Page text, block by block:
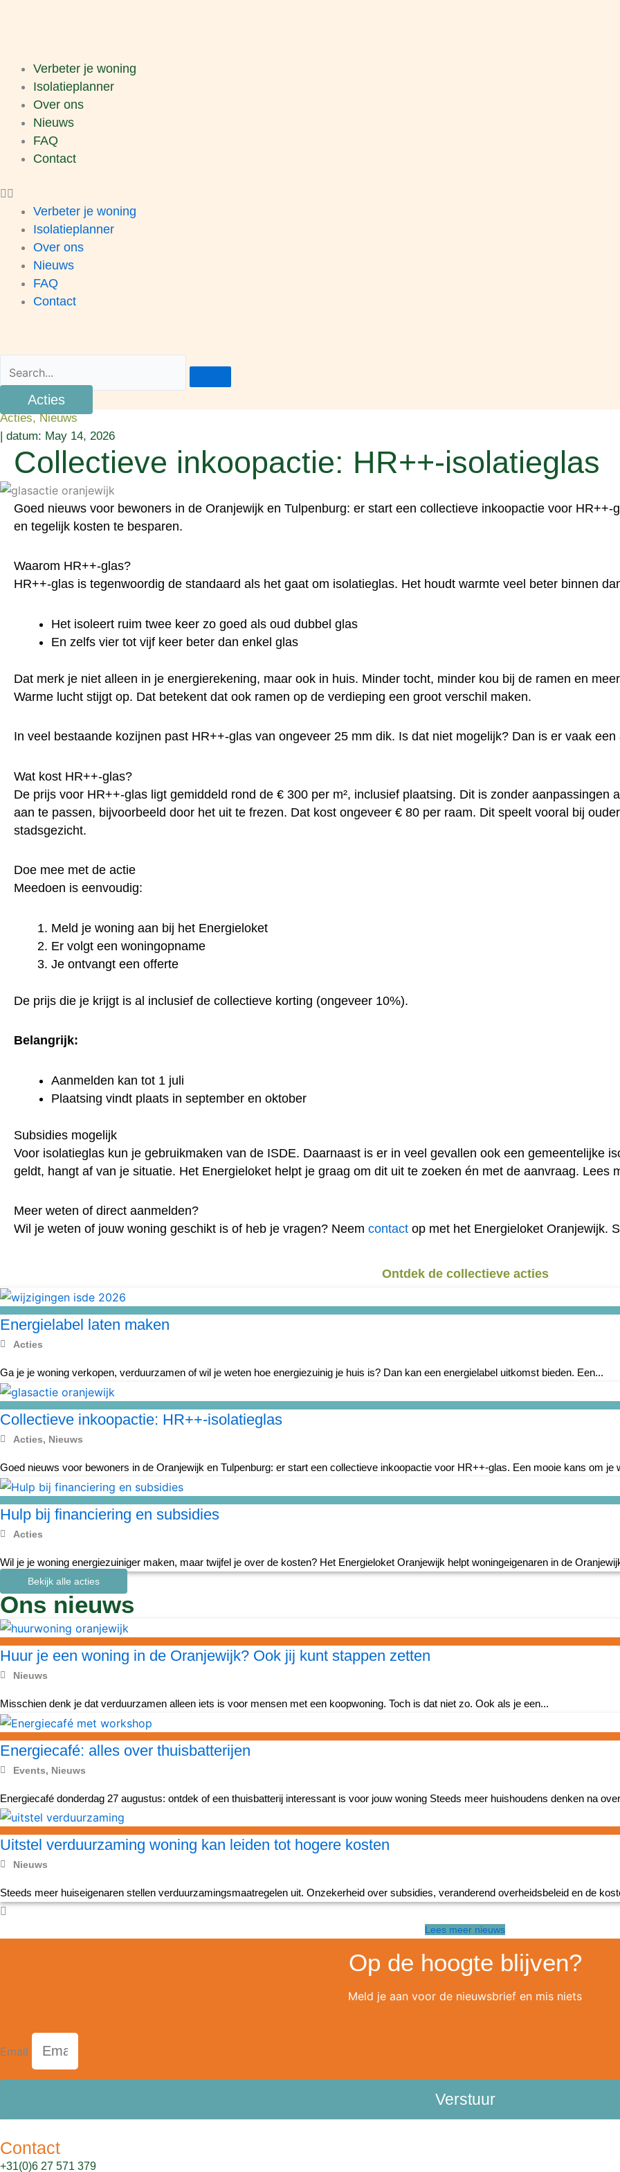
Verbeter je woning
Isolatieplanner
Over ons
Nieuws
FAQ
Contact
Verbeter je woning
Isolatieplanner
Over ons
Nieuws
FAQ
Contact
Acties
Acties,Nieuws
| datum: May 14, 2026
Collectieve inkoopactie: HR++-isolatieglas
Goed nieuws voor bewoners in de Oranjewijk en Tulpenburg: er start een collectieve inkoopactie voor
en tegelijk kosten te besparen.
Waarom HR++-glas?
HR++-glas is tegenwoordig de standaard als het gaat om isolatieglas. Het houdt warmte veel beter binnen
Het isoleert ruim twee keer zo goed als oud dubbel glas
En zelfs vier tot vijf keer beter dan enkel glas
Dat merk je niet alleen in je energierekening, maar ook in huis. Minder tocht, minder kou bij de ramen en
Warme lucht stijgt op. Dat betekent dat ook ramen op de verdieping een groot verschil maken.
In veel bestaande kozijnen past HR++-glas van ongeveer 25 mm dik. Is dat niet mogelijk? Dan is er vaak
Wat kost HR++-glas?
De prijs voor HR++-glas ligt gemiddeld rond de € 300 per m², inclusief plaatsing. Dit is zonder aanpassingen
aan te passen, bijvoorbeeld door het uit te frezen. Dat kost ongeveer € 80 per raam. Dit speelt vooral bij
stadsgezicht.
Doe mee met de actie
Meedoen is eenvoudig:
Meld je woning aan bij het Energieloket
Er volgt een woningopname
Je ontvangt een offerte
De prijs die je krijgt is al inclusief de collectieve korting (ongeveer 10%).
Belangrijk:
Aanmelden kan tot 1 juli
Plaatsing vindt plaats in september en oktober
Subsidies mogelijk
Voor isolatieglas kun je gebruikmaken van de ISDE. Daarnaast is er in veel gevallen ook een gemeentelijke
geldt, hangt af van je situatie. Het Energieloket helpt je graag om dit uit te zoeken én met de aanvraag. Lees
Meer weten of direct aanmelden?
Wil je weten of jouw woning geschikt is of heb je vragen? Neem contact op met het Energieloket Oranjewijk.
Ontdek de collectieve acties
Energielabel laten maken
Acties
Ga je je woning verkopen, verduurzamen of wil je weten hoe energiezuinig je huis is? Dan kan een energielabel uitkomst bieden. Een...
Collectieve inkoopactie: HR++-isolatieglas
Acties, Nieuws
Goed nieuws voor bewoners in de Oranjewijk en Tulpenburg: er start een collectieve inkoopactie voor HR++-glas. Een mooie kans om je
Hulp bij financiering en subsidies
Acties
Wil je je woning energiezuiniger maken, maar twijfel je over de kosten? Het Energieloket Oranjewijk helpt woningeigenaren in de
Bekijk alle acties
Ons nieuws
Huur je een woning in de Oranjewijk? Ook jij kunt stappen zetten
Nieuws
Misschien denk je dat verduurzamen alleen iets is voor mensen met een koopwoning. Toch is dat niet zo. Ook als je een...
Energiecafé: alles over thuisbatterijen
Events, Nieuws
Energiecafé donderdag 27 augustus: ontdek of een thuisbatterij interessant is voor jouw woning Steeds meer huishoudens denken na
Uitstel verduurzaming woning kan leiden tot hogere kosten
Nieuws
Steeds meer huiseigenaren stellen verduurzamingsmaatregelen uit. Onzekerheid over subsidies, veranderend overheidsbeleid en de
Lees meer nieuws
Op de hoogte blijven?
Meld je aan voor de nieuwsbrief en mis niets
Email
Verstuur
Contact
+31(0)6 27 571 379